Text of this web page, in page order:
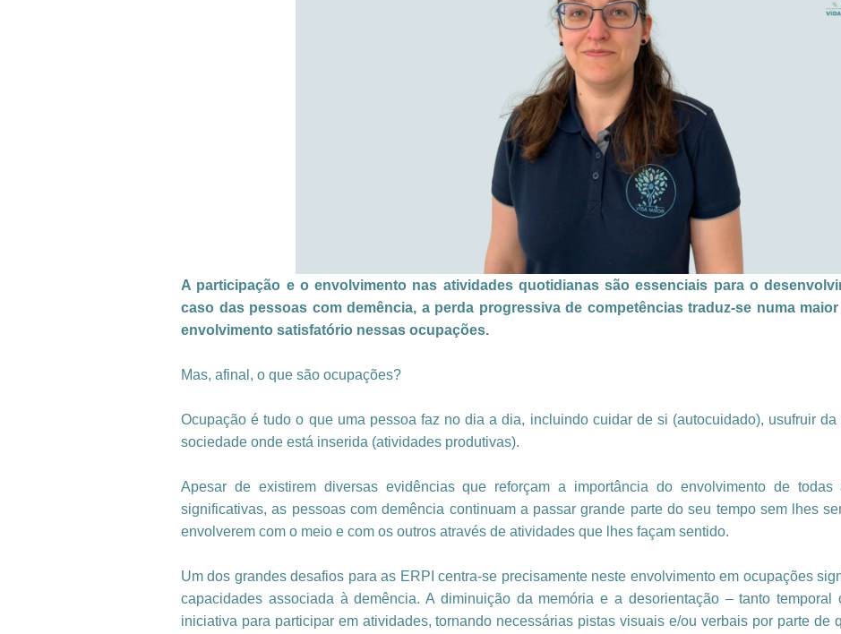
A participação e o envolvimento nas atividades quotidianas são essenciais para o
caso das pessoas com demência, a perda progressiva de competências traduz-se numa
envolvimento satisfatório nessas ocupações.
Mas, afinal, o que são ocupações?
Ocupação é tudo o que uma pessoa faz no dia a dia, incluindo cuidar de si (autocuidado), usufruir
sociedade onde está inserida (atividades produtivas).
Apesar de existirem diversas evidências que reforçam a importância do envolvimento de
significativas, as pessoas com demência continuam a passar grande parte do seu tempo sem lhes
envolverem com o meio e com os outros através de atividades que lhes façam sentido.
Um dos grandes desafios para as ERPI centra-se precisamente neste envolvimento em ocupações
capacidades associada à demência. A diminuição da memória e a desorientação – tanto temporal
iniciativa para participar em atividades, tornando necessárias pistas visuais e/ou verbais por parte de